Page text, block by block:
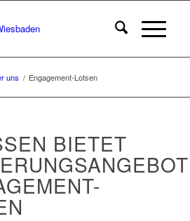
uns / Engagement-Lotsen
BIETET